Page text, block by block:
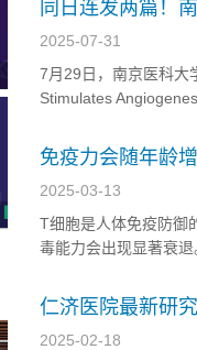
同日连发两篇！
2025-07-31
7月29日，南京医科大
Stimulates
免疫力会随年龄
2025-03-13
T细胞是人体免疫防御
毒能力会出现显著衰
理论依据。 2025年3
仁济医院最新研
2025-02-18